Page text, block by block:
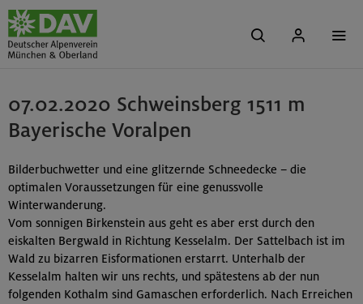
07.02.2020 Schweinsberg 1511 m
Bayerische Voralpen
Bilderbuchwetter und eine glitzernde Schneedecke – die
optimalen Voraussetzungen für eine genussvolle
Winterwanderung.
Vom sonnigen Birkenstein aus geht es aber erst durch den
eiskalten Bergwald in Richtung Kesselalm. Der Sattelbach ist im
Wald zu bizarren Eisformationen erstarrt. Unterhalb der
Kesselalm halten wir uns rechts, und spätestens ab der nun
folgenden Kothalm sind Gamaschen erforderlich. Nach Erreichen